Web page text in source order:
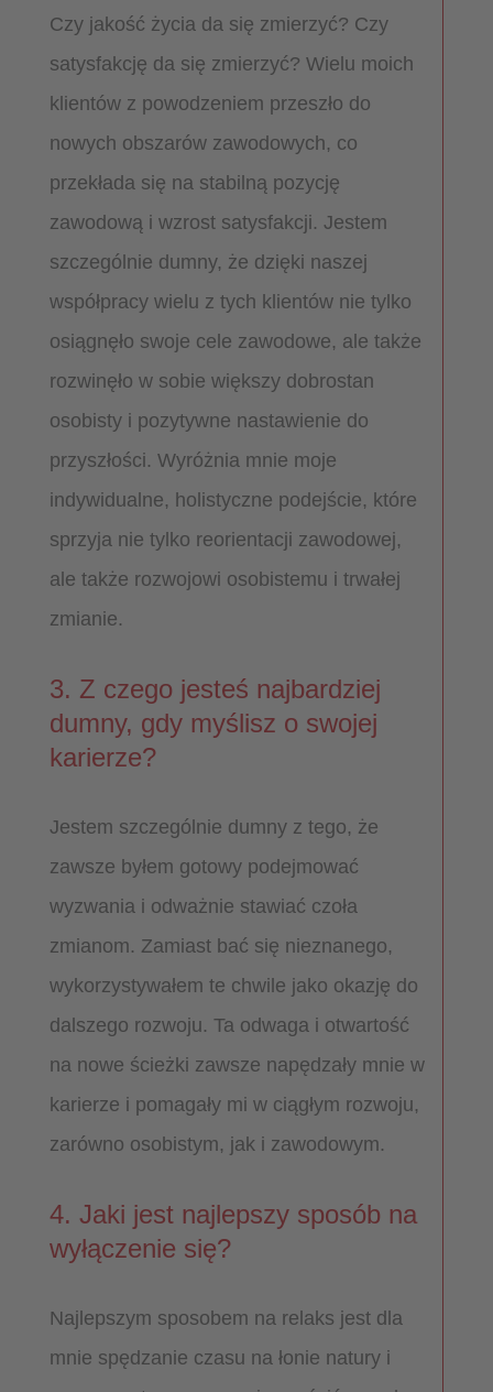
Czy jakość życia da się zmierzyć? Czy
satysfakcję da się zmierzyć? Wielu moich
klientów z powodzeniem przeszło do
nowych obszarów zawodowych, co
przekłada się na stabilną pozycję
zawodową i wzrost satysfakcji. Jestem
szczególnie dumny, że dzięki naszej
współpracy wielu z tych klientów nie tylko
osiągnęło swoje cele zawodowe, ale także
rozwinęło w sobie większy dobrostan
osobisty i pozytywne nastawienie do
przyszłości. Wyróżnia mnie moje
indywidualne, holistyczne podejście, które
sprzyja nie tylko reorientacji zawodowej,
ale także rozwojowi osobistemu i trwałej
zmianie.
3. Z czego jesteś najbardziej
dumny, gdy myślisz o swojej
karierze?
Jestem szczególnie dumny z tego, że
zawsze byłem gotowy podejmować
wyzwania i odważnie stawiać czoła
zmianom. Zamiast bać się nieznanego,
wykorzystywałem te chwile jako okazję do
dalszego rozwoju. Ta odwaga i otwartość
na nowe ścieżki zawsze napędzały mnie w
karierze i pomagały mi w ciągłym rozwoju,
zarówno osobistym, jak i zawodowym.
4. Jaki jest najlepszy sposób na
wyłączenie się?
Najlepszym sposobem na relaks jest dla
mnie spędzanie czasu na łonie natury i